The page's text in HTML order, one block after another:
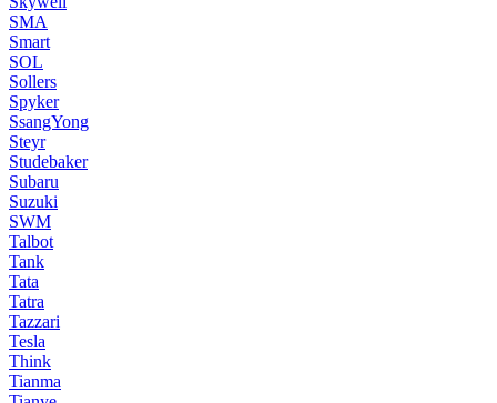
SMA
Smart
SOL
Sollers
Spyker
SsangYong
Steyr
Studebaker
Subaru
Suzuki
SWM
Talbot
Tank
Tata
Tatra
Tazzari
Tesla
Think
Tianma